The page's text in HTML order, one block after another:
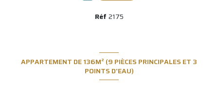
Réf 2175
APPARTEMENT DE 136M² (9 PIÈCES PRINCIPALES ET 3
POINTS D'EAU)